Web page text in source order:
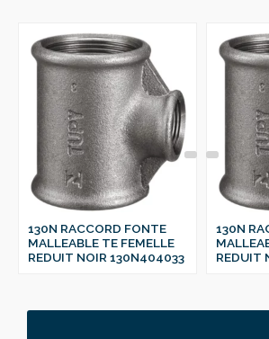
130N RACCORD FONTE
MALLEABLE TE FEMELLE
REDUIT NOIR 130N404033
130N
REDUIT